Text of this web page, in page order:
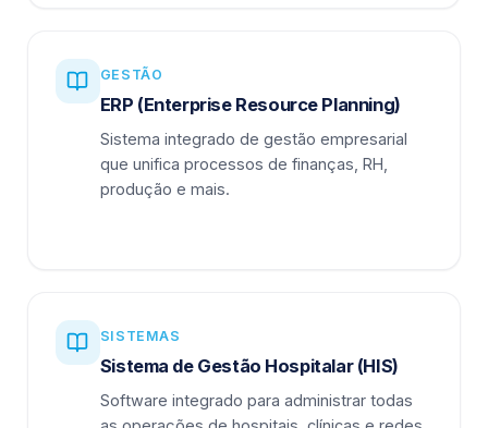
GESTÃO
ERP (Enterprise Resource Planning)
Sistema integrado de gestão empresarial
que unifica processos de finanças, RH,
produção e mais.
SISTEMAS
Sistema de Gestão Hospitalar (HIS)
Software integrado para administrar todas